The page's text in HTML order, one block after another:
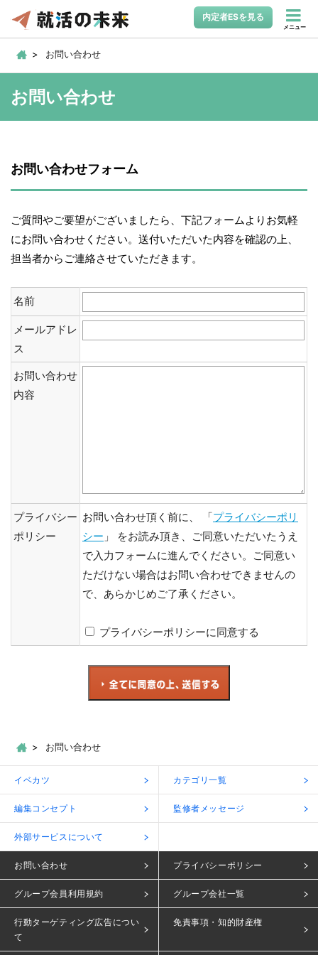
内定者ESを見る
メニュー
お問い合わせ
お問い合わせ
お問い合わせフォーム
ご質問やご要望がございましたら、下記フォームよりお気軽
にお問い合わせください。送付いただいた内容を確認の上、
担当者からご連絡させていただきます。
名前
メールアドレ
ス
お問い合わせ
内容
プライバシー
ポリシー
お問い合わせ頂く前に、 「プライバシーポリ
シー 」 をお読み頂き、ご同意いただいたうえ
で入力フォームに進んでください。ご同意い
ただけない場合はお問い合わせできませんの
で、あらかじめご了承ください。
プライバシーポリシーに同意する
お問い合わせ
イベカツ カテゴリ一覧
編集コンセプト 監修者メッセージ
外部サービスについて
お問い合わせ プライバシーポリシー
グループ会員利用規約 グループ会社一覧
行動ターゲティング広告につい
て
免責事項・知的財産権